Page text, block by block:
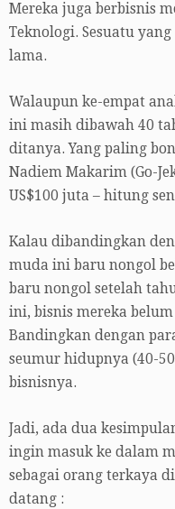
Mereka juga berbisnis
Teknologi. Sesuatu
lama.
Walaupun ke-empat
ini masih dibawah 40
ditanya. Yang paling
Nadiem Makarim (Go-
US$100 juta – hitung
Kalau dibandingkan
muda ini baru nongol
baru nongol setelah
ini, bisnis mereka
Bandingkan dengan
seumur hidupnya (40-
bisnisnya.
Jadi, ada dua
ingin masuk ke dalam
sebagai orang terkaya
datang :